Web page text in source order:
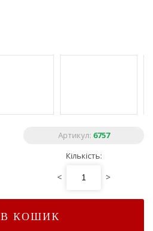
Артикул: 6757
Кількість:
< >
В КОШИК